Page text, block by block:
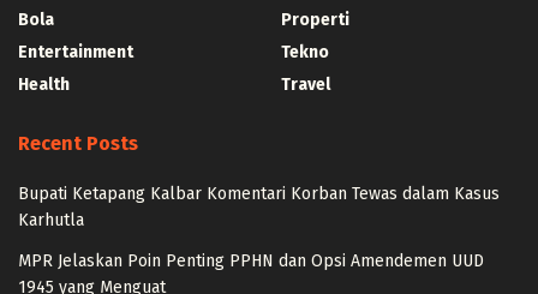
Bola
Entertainment
Health
Properti
Tekno
Travel
Recent Posts
Bupati Ketapang Kalbar Komentari Korban Tewas dalam Kasus
Karhutla
MPR Jelaskan Poin Penting PPHN dan Opsi Amendemen UUD
1945 yang Menguat